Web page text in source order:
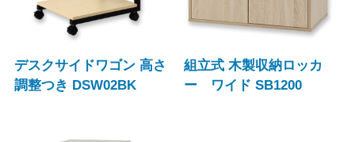
デスクサイドワゴン 高さ
調整つき DSW02BK
組立式 木製収納ロッカ
ー ワイド SB1200